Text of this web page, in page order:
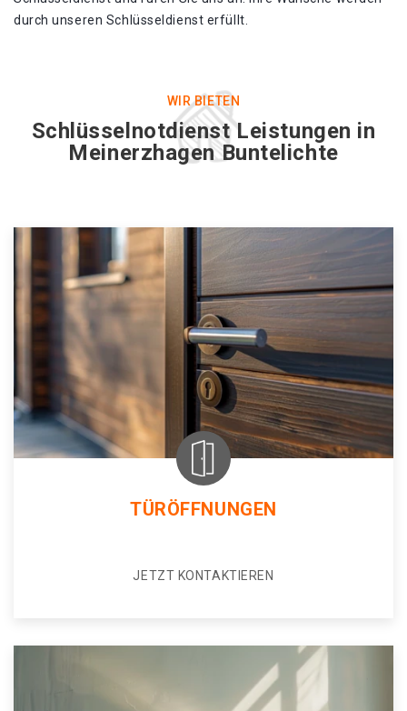
durch unseren Schlüsseldienst erfüllt.
WIR BIETEN
Schlüsselnotdienst Leistungen in
Meinerzhagen Buntelichte
TÜRÖFFNUNGEN
JETZT KONTAKTIEREN